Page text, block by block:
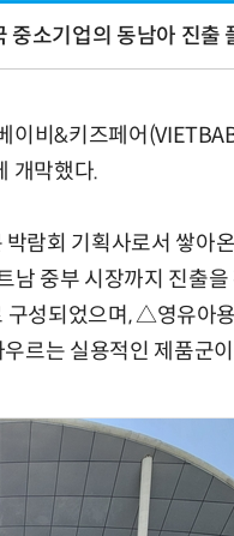
소기업의 동남아 진출
이비&키즈페어
개막했다.
람회 기획사로서 쌓아
중부 시장까지 진출을
성되었으며, △영유아
르는 실용적인 제품군